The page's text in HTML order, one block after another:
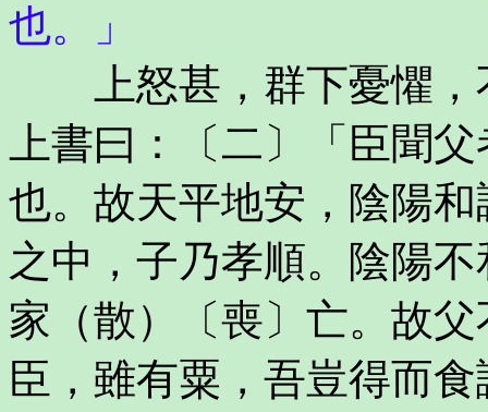
也。」
上怒甚，群下憂懼，
上書曰：〔二〕「臣聞
也。故天平地安，陰陽
之中，子乃孝順。陰陽
家（散）〔喪〕亡。故
臣，雖有粟，吾豈得而